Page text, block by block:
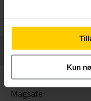
Kun
Produktinformasjon
Magsafe